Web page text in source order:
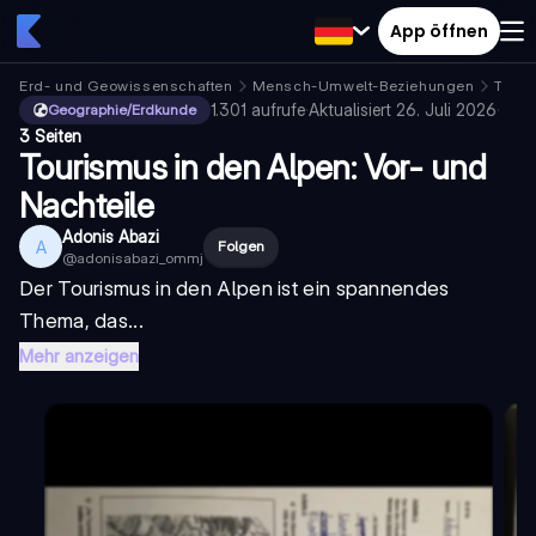
App öffnen
Erd- und Geowissenschaften Mensch-Umwelt-Beziehungen
Geographie/Erdkunde
1.301 aufrufe·Aktualisiert 26. Juli 2026·
3 Seiten
Tourismus in den Alpen: Vor- und
Nachteile
A Adonis Abazi
@adonisabazi_ommj
Folgen
Der Tourismus in den Alpen ist ein spannendes
Thema, das...
Mehr anzeigen